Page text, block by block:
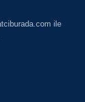
ile